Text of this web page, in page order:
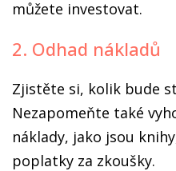
můžete investovat.
2. Odhad nákladů
Zjistěte si, kolik bude
Nezapomeňte také
náklady, jako jsou
poplatky za zkoušky.